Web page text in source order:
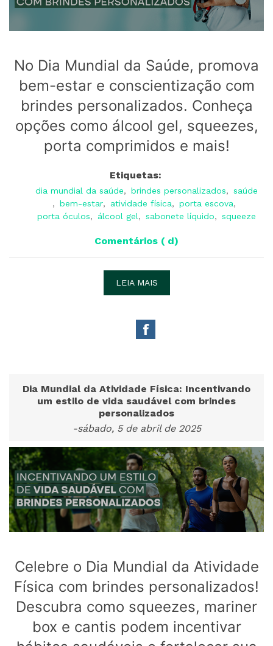
No Dia Mundial da Saúde, promova
bem-estar e conscientização com
brindes personalizados. Conheça
opções como álcool gel, squeezes,
porta comprimidos e mais!
Etiquetas:
dia mundial da saúde, brindes personalizados, saúde
, bem-estar, atividade física, porta escova,
porta óculos, álcool gel, sabonete líquido, squeeze
Comentários ( d)
LEIA MAIS
Dia Mundial da Atividade Física: Incentivando
um estilo de vida saudável com brindes
personalizados
-sábado, 5 de abril de 2025
Celebre o Dia Mundial da Atividade
Física com brindes personalizados!
Descubra como squeezes, mariner
box e cantis podem incentivar